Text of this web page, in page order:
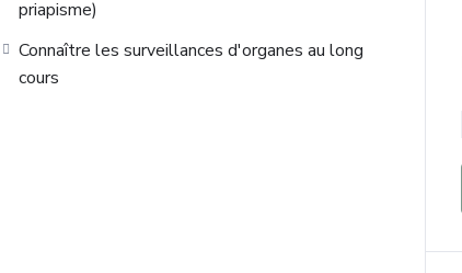
priapisme)
Connaître les surveillances d'organes au long
cours